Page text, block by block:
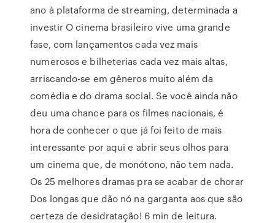
ano à plataforma de streaming, determinada a
investir O cinema brasileiro vive uma grande
fase, com lançamentos cada vez mais
numerosos e bilheterias cada vez mais altas,
arriscando-se em gêneros muito além da
comédia e do drama social. Se você ainda não
deu uma chance para os filmes nacionais, é
hora de conhecer o que já foi feito de mais
interessante por aqui e abrir seus olhos para
um cinema que, de monótono, não tem nada.
Os 25 melhores dramas pra se acabar de chorar
Dos longas que dão nó na garganta aos que são
certeza de desidratação! 6 min de leitura.